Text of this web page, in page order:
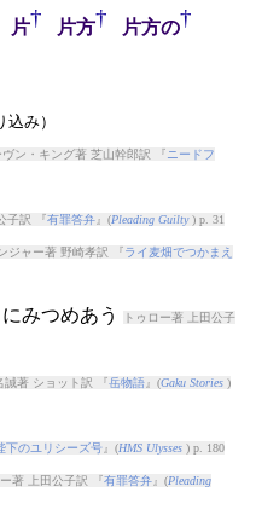
片† 片方† 片方の†
み）
ヴン・キング著 芝山幹郎訳 『 ニードフ
子訳 『有罪答弁』(Pleading Guilty) p. 31
ジャー著 野崎孝訳 『ライ麦畑でつかまえ
みつめあう トゥロー著 上田公子
誠著 ショット訳 『岳物語』(Gaku Stories)
下のユリシーズ号』(HMS Ulysses) p. 180
ー著 上田公子訳 『有罪答弁』(Pleading